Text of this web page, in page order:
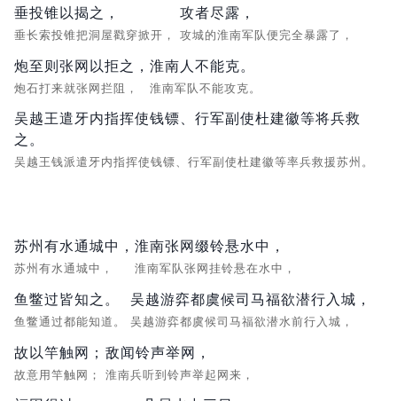
垂投锥以揭之，
垂长索投锥把洞屋戳穿掀开，
攻者尽露，
攻城的淮南军队便完全暴露了，
炮至则张网以拒之，
炮石打来就张网拦阻，
淮南人不能克。
淮南军队不能攻克。
吴越王遣牙内指挥使钱镖、行军副使杜建徽等将兵救
之。
吴越王钱派遣牙内指挥使钱镖、行军副使杜建徽等率兵救援苏州。
苏州有水通城中，
苏州有水通城中，
淮南张网缀铃悬水中，
淮南军队张网挂铃悬在水中，
鱼鳖过皆知之。
鱼鳖通过都能知道。
吴越游弈都虞候司马福欲潜行入城，
吴越游弈都虞候司马福欲潜水前行入城，
故以竿触网；
故意用竿触网；
敌闻铃声举网，
淮南兵听到铃声举起网来，